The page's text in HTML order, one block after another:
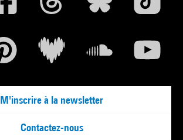
M'inscrire à la newsletter
Contactez-nous